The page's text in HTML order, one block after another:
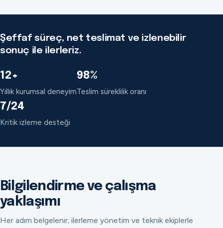
Şeffaf süreç, net teslimat ve izlenebilir
sonuç ile ilerleriz.
12+
Yıllık kurumsal deneyim
98%
Teslim süreklilik oranı
7/24
Kritik izleme desteği
Bilgilendirme ve çalışma
yaklaşımı
Her adım belgelenir; ilerleme yönetim ve teknik ekiplerle